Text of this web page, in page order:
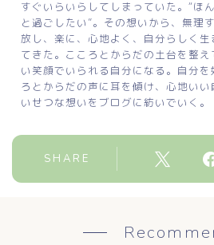
すぐいらいらしてしまっていた。“ほ
と過ごしたい”。その想いから、無理
放し、楽に、心地よく、自分らしく
てきた。こころとからだの土台を整
い笑顔でいられる自分になる。自分
ろとからだの声に耳を傾け、心地い
いせつな想いをブログに紡いでいく。
SHARE